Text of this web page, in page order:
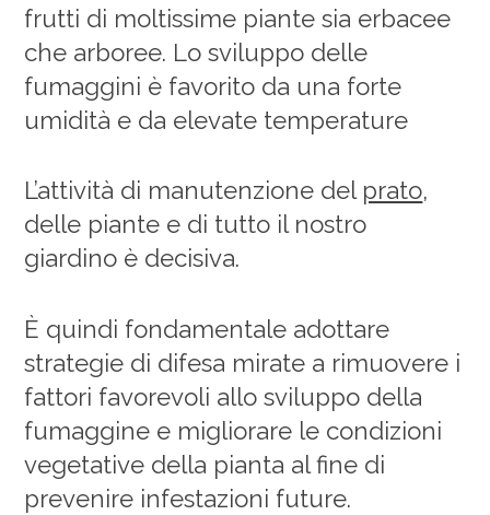
frutti di moltissime piante sia erbacee
che arboree. Lo sviluppo delle
fumaggini è favorito da una forte
umidità e da elevate temperature
L’attività di manutenzione del prato,
delle piante e di tutto il nostro
giardino è decisiva.
È quindi fondamentale adottare
strategie di difesa mirate a rimuovere i
fattori favorevoli allo sviluppo della
fumaggine e migliorare le condizioni
vegetative della pianta al fine di
prevenire infestazioni future.